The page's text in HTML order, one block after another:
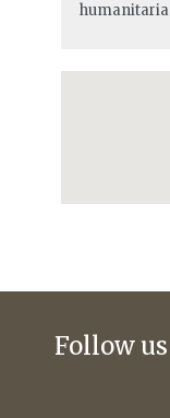
humanitaria
Follow us